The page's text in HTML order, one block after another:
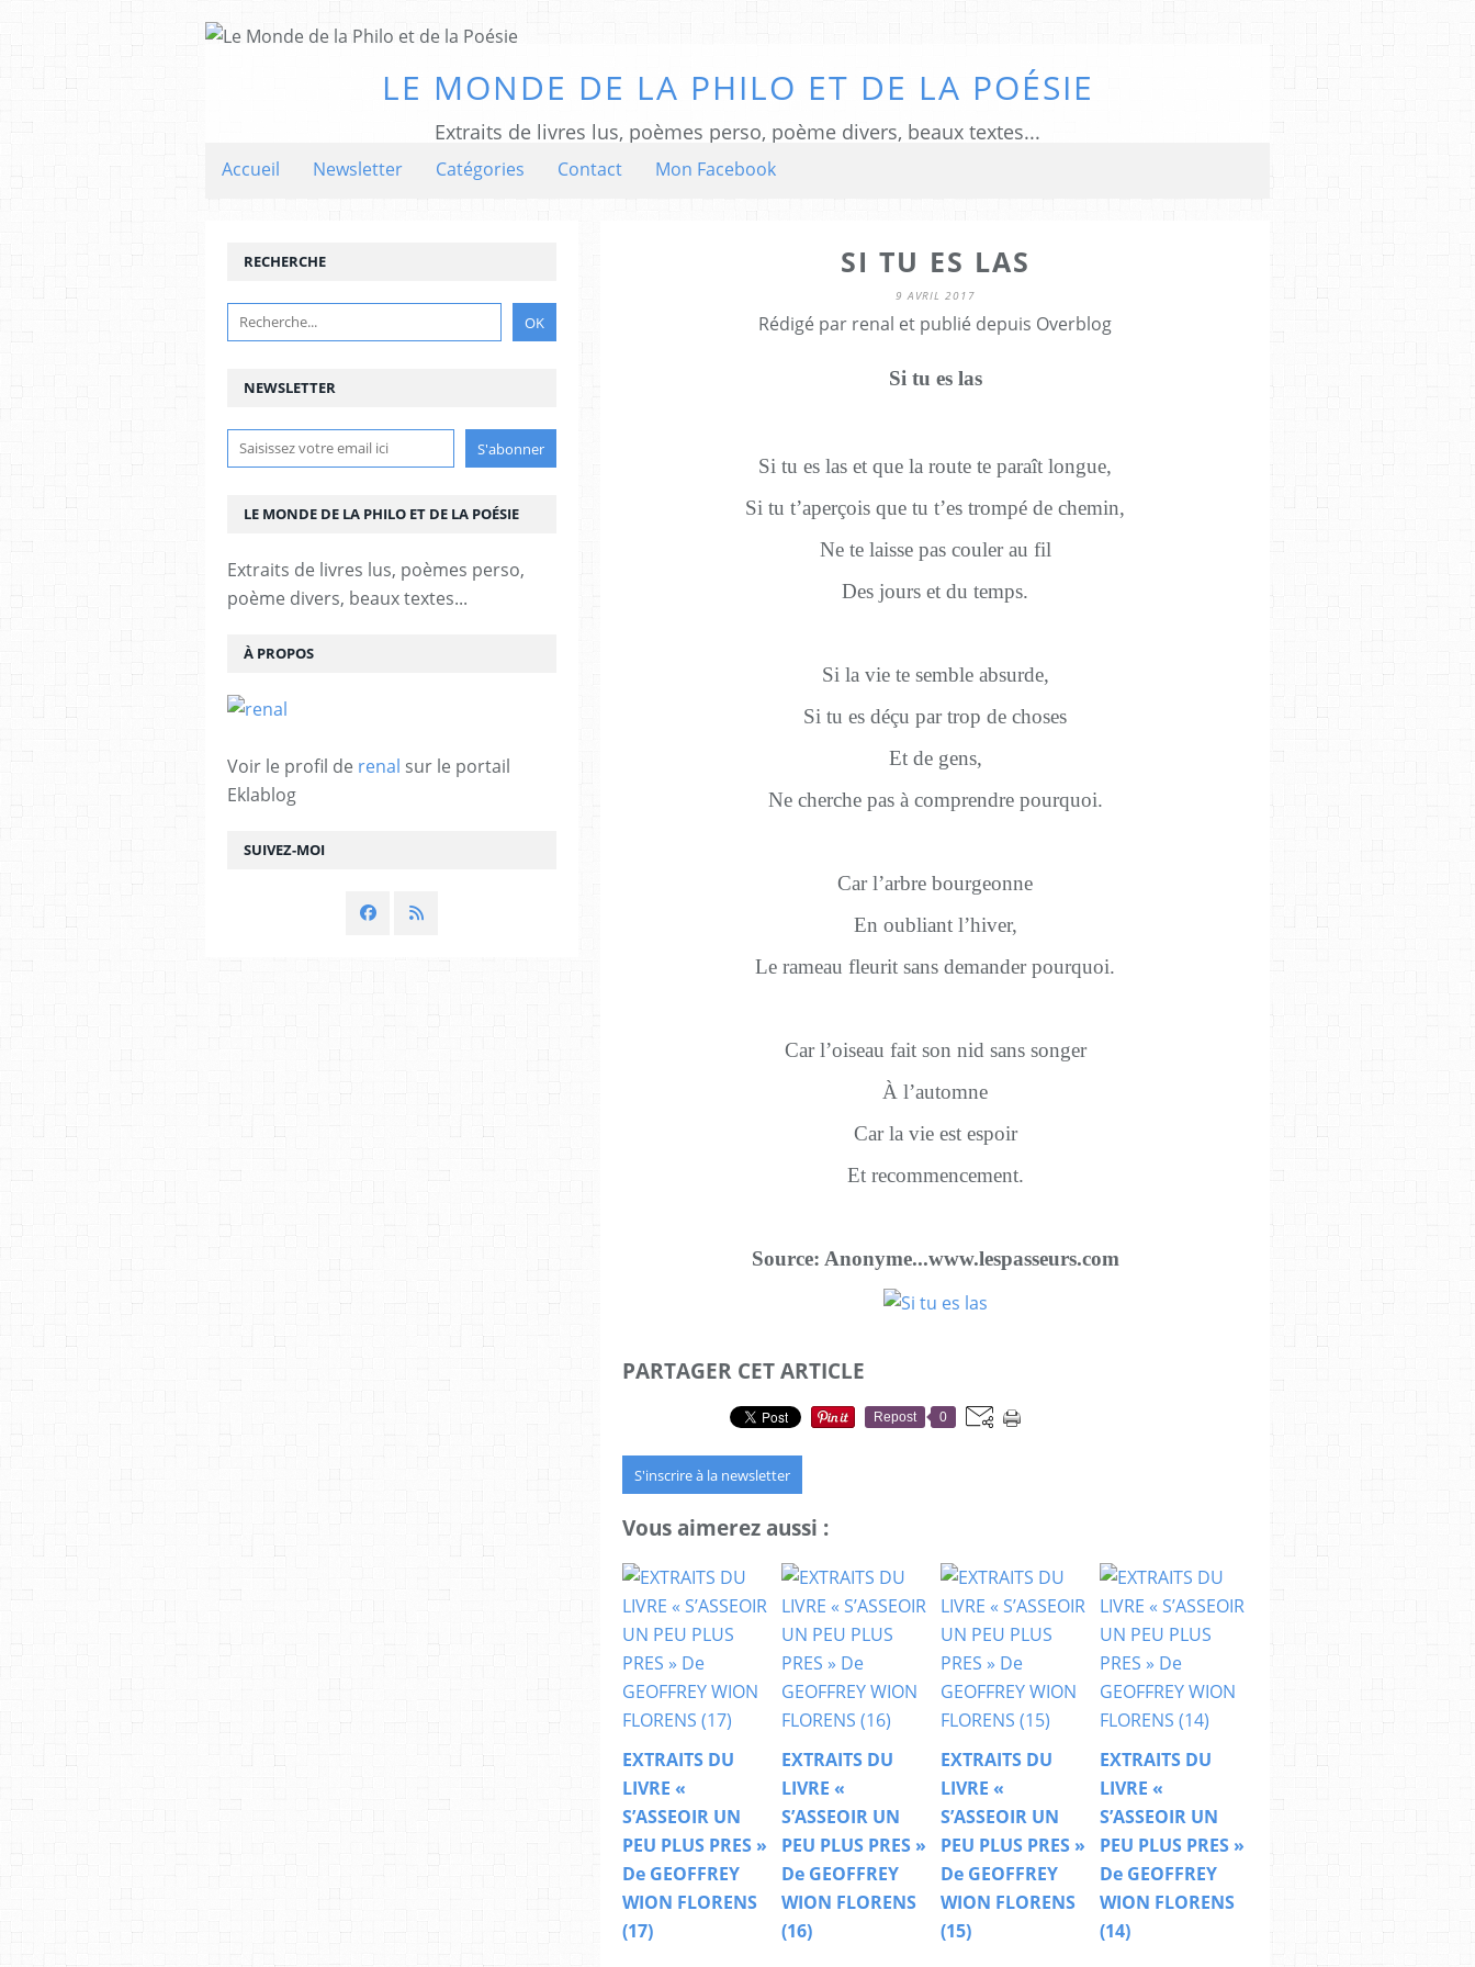
LE MONDE DE LA PHILO ET DE LA POÉSIE
Extraits de livres lus, poèmes perso, poème divers, beaux textes...
Accueil Newsletter Catégories Contact Mon Facebook
SI TU ES LAS
9 AVRIL 2017
Rédigé par renal et publié depuis Overblog
Si tu es las
Si tu es las et que la route te paraît longue,
Si tu t’aperçois que tu t’es trompé de chemin,
Ne te laisse pas couler au fil
Des jours et du temps.
Si la vie te semble absurde,
Si tu es déçu par trop de choses
Et de gens,
Ne cherche pas à comprendre pourquoi.
Car l’arbre bourgeonne
En oubliant l’hiver,
Le rameau fleurit sans demander pourquoi.
Car l’oiseau fait son nid sans songer
À l’automne
Car la vie est espoir
Et recommencement.
Source: Anonyme...www.lespasseurs.com
PARTAGER CET ARTICLE
Repost 0
S'inscrire à la newsletter
Vous aimerez aussi :
EXTRAITS DU
LIVRE «
S’ASSEOIR UN
PEU PLUS PRES »
De GEOFFREY
WION FLORENS
(17)
EXTRAITS DU
LIVRE «
S’ASSEOIR UN
PEU PLUS PRES »
De GEOFFREY
WION FLORENS
(16)
EXTRAITS DU
LIVRE «
S’ASSEOIR UN
PEU PLUS PRES »
De GEOFFREY
WION FLORENS
(15)
EXTRAITS DU
LIVRE «
S’ASSEOIR UN
PEU PLUS PRES »
De GEOFFREY
WION FLORENS
(14)
NEWSLETTER
SUIVEZ-MOI
RECHERCHE
LE MONDE DE LA PHILO ET DE LA POÉSIE
Extraits de livres lus, poèmes perso,
poème divers, beaux textes...
À PROPOS
Voir le profil de renal sur le portail
Eklablog